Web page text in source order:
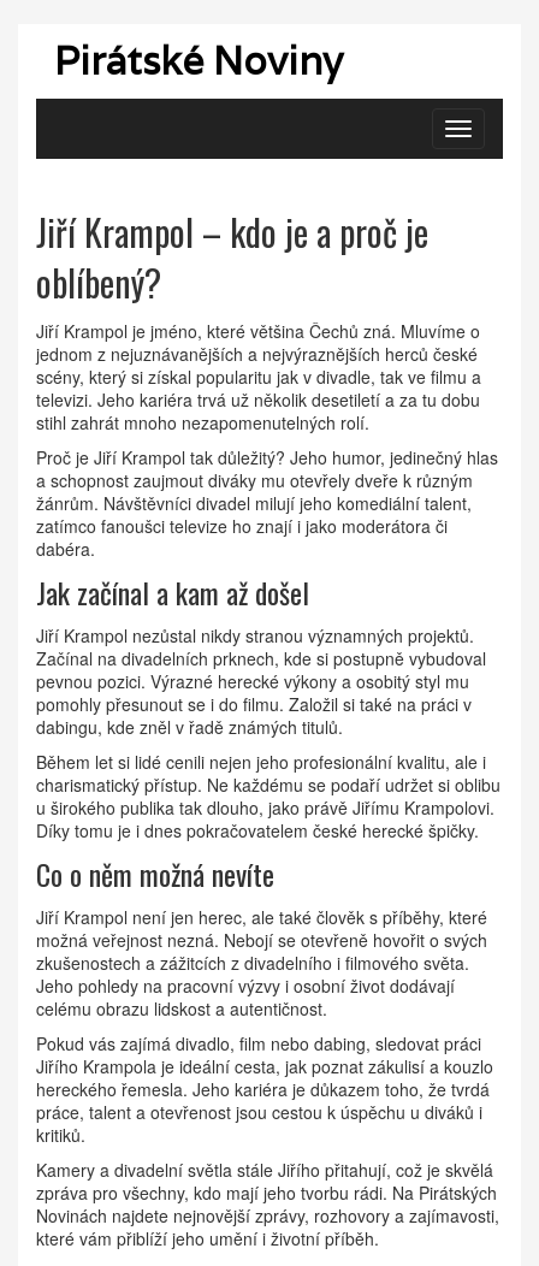
Pirátské Noviny
Zobrazit
navigaci
Jiří Krampol – kdo je a proč je
oblíbený?
Jiří Krampol je jméno, které většina Čechů zná. Mluvíme o
jednom z nejuznávanějších a nejvýraznějších herců české
scény, který si získal popularitu jak v divadle, tak ve filmu a
televizi. Jeho kariéra trvá už několik desetiletí a za tu dobu
stihl zahrát mnoho nezapomenutelných rolí.
Proč je Jiří Krampol tak důležitý? Jeho humor, jedinečný hlas
a schopnost zaujmout diváky mu otevřely dveře k různým
žánrům. Návštěvníci divadel milují jeho komediální talent,
zatímco fanoušci televize ho znají i jako moderátora či
dabéra.
Jak začínal a kam až došel
Jiří Krampol nezůstal nikdy stranou významných projektů.
Začínal na divadelních prknech, kde si postupně vybudoval
pevnou pozici. Výrazné herecké výkony a osobitý styl mu
pomohly přesunout se i do filmu. Založil si také na práci v
dabingu, kde zněl v řadě známých titulů.
Během let si lidé cenili nejen jeho profesionální kvalitu, ale i
charismatický přístup. Ne každému se podaří udržet si oblibu
u širokého publika tak dlouho, jako právě Jiřímu Krampolovi.
Díky tomu je i dnes pokračovatelem české herecké špičky.
Co o něm možná nevíte
Jiří Krampol není jen herec, ale také člověk s příběhy, které
možná veřejnost nezná. Nebojí se otevřeně hovořit o svých
zkušenostech a zážitcích z divadelního i filmového světa.
Jeho pohledy na pracovní výzvy i osobní život dodávají
celému obrazu lidskost a autentičnost.
Pokud vás zajímá divadlo, film nebo dabing, sledovat práci
Jiřího Krampola je ideální cesta, jak poznat zákulisí a kouzlo
hereckého řemesla. Jeho kariéra je důkazem toho, že tvrdá
práce, talent a otevřenost jsou cestou k úspěchu u diváků i
kritiků.
Kamery a divadelní světla stále Jiřího přitahují, což je skvělá
zpráva pro všechny, kdo mají jeho tvorbu rádi. Na Pirátských
Novinách najdete nejnovější zprávy, rozhovory a zajímavosti,
které vám přiblíží jeho umění i životní příběh.